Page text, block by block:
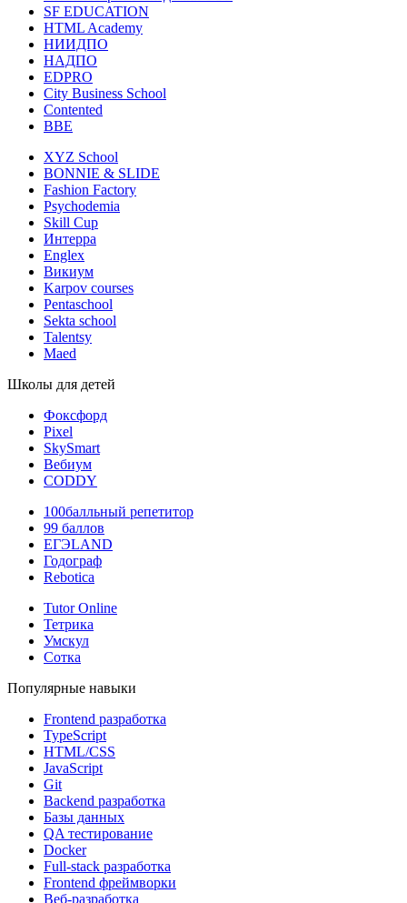
SF EDUCATION
HTML Academy
НИИДПО
НАДПО
EDPRO
City Business School
Contented
BBE
XYZ School
BONNIE & SLIDE
Fashion Factory
Psychodemia
Skill Cup
Интерра
Englex
Викиум
Karpov courses
Pentaschool
Sekta school
Talentsy
Maed
Школы для детей
Фоксфорд
Pixel
SkySmart
Вебиум
CODDY
100балльный репетитор
99 баллов
ЕГЭLAND
Годограф
Rebotica
Tutor Online
Тетрика
Умскул
Сотка
Популярные навыки
Frontend разработка
TypeScript
HTML/CSS
JavaScript
Git
Backend разработка
Базы данных
QA тестирование
Docker
Full-stack разработка
Frontend фреймворки
Веб-разработка